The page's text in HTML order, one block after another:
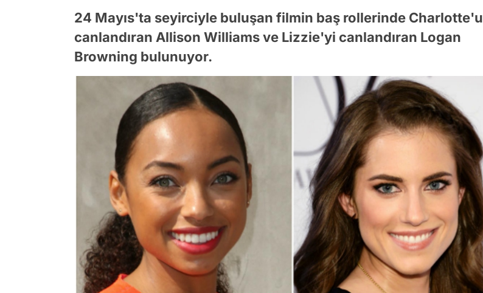
24 Mayıs'ta seyirciyle buluşan filmin baş rollerinde Charlotte'u
canlandıran Allison Williams ve Lizzie'yi canlandıran Logan
Browning bulunuyor.